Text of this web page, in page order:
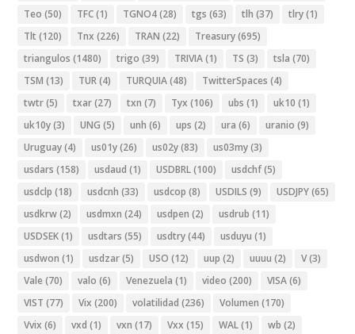
Teo (50) TFC(1) TGNO4(28) tgs (63) tlh (37) tlry(1)
Tlt (120) Tnx (226) TRAN (22) Treasury(695)
triangulos (1480) trigo (39) TRIVIA(1) TS (3) tsla (70)
TSM (13) TUR(4) TURQUIA(48) TwitterSpaces (4)
twtr(5) txar(27) txn (7) Tyx (106) ubs (1) uk10 (1)
uk10y(3) UNG (5) unh (6) ups (2) ura (6) uranio (9)
Uruguay(4) us01y(26) us02y(83) us03my(3)
usdars (158) usdaud (1) USDBRL(100) usdchf(5)
usdclp (18) usdcnh (33) usdcop (8) USDILS (9) USDJPY(65)
usdkrw(2) usdmxn (24) usdpen (2) usdrub (11)
USDSEK(1) usdtars (55) usdtry(44) usduyu (1)
usdwon (1) usdzar(5) USO (12) uup (2) uuuu (2) V(3)
Vale (70) valo (6) Venezuela (1) video (200) VISA(6)
VIST (77) Vix (200) volatilidad (236) Volumen (170)
Vvix (6) vxd (1) vxn (17) Vxx (15) WAL(1) wb (2)